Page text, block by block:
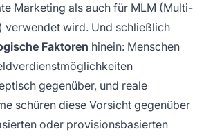
Marketing als auch für MLM (Multi-
verwendet wird. Und schließlich
Faktoren hinein: Menschen
gegenüber, und reale
schüren diese Vorsicht gegenüber
oder provisionsbasierten